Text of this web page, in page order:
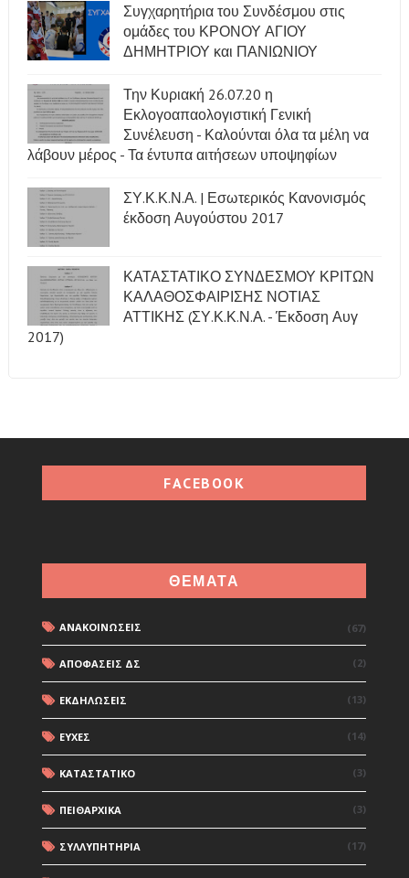
Συγχαρητήρια του Συνδέσμου στις
ομάδες του ΚΡΟΝΟΥ ΑΓΙΟΥ
ΔΗΜΗΤΡΙΟΥ και ΠΑΝΙΩΝΙΟΥ
Την Κυριακή 26.07.20 η
Εκλογοαπαολογιστική Γενική
Συνέλευση - Καλούνται όλα τα μέλη να
λάβουν μέρος - Τα έντυπα αιτήσεων υποψηφίων
ΣΥ.Κ.Κ.Ν.Α. | Εσωτερικός Κανονισμός
έκδοση Αυγούστου 2017
ΚΑΤΑΣΤΑΤΙΚΟ ΣΥΝΔΕΣΜΟΥ ΚΡΙΤΩΝ
ΚΑΛΑΘΟΣΦΑΙΡΙΣΗΣ ΝΟΤΙΑΣ
ΑΤΤΙΚΗΣ (ΣΥ.Κ.Κ.Ν.Α. - Έκδοση Αυγ
2017)
FACEBOOK
ΘΕΜΑΤΑ
ΑΝΑΚΟΙΝΩΣΕΙΣ (67)
ΑΠΟΦΑΣΕΙΣ ΔΣ (2)
ΕΚΔΗΛΩΣΕΙΣ (13)
ΕΥΧΕΣ (14)
ΚΑΤΑΣΤΑΤΙΚΟ (3)
ΠΕΙΘΑΡΧΙΚΑ (3)
ΣΥΛΛΥΠΗΤΗΡΙΑ (17)